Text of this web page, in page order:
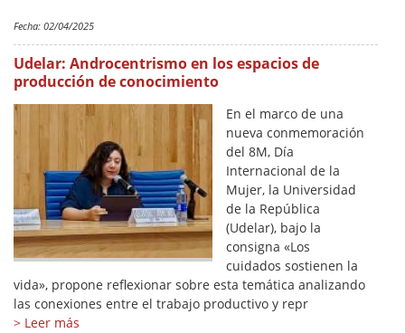
Fecha: 02/04/2025
Udelar: Androcentrismo en los espacios de
producción de conocimiento
En el marco de una
nueva conmemoración
del 8M, Día
Internacional de la
Mujer, la Universidad
de la República
(Udelar), bajo la
consigna «Los
cuidados sostienen la
vida», propone reflexionar sobre esta temática analizando
las conexiones entre el trabajo productivo y repr
> Leer más